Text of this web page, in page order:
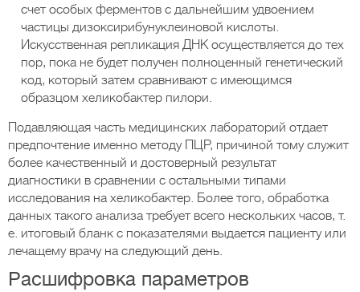
счет особых ферментов с дальнейшим удвоением
частицы дизоксирибунуклеиновой кислоты.
Искусственная репликация ДНК осуществляется до тех
пор, пока не будет получен полноценный генетический
код, который затем сравнивают с имеющимся
образцом хеликобактер пилори.
Подавляющая часть медицинских лабораторий отдает
предпочтение именно методу ПЦР, причиной тому служит
более качественный и достоверный результат
диагностики в сравнении с остальными типами
исследования на хеликобактер. Более того, обработка
данных такого анализа требует всего нескольких часов, т.
е. итоговый бланк с показателями выдается пациенту или
лечащему врачу на следующий день.
Расшифровка параметров